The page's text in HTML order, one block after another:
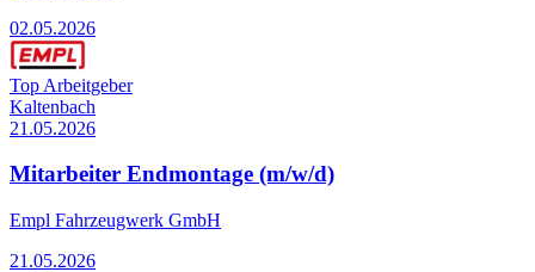
02.05.2026
Top Arbeitgeber
Kaltenbach
21.05.2026
Mitarbeiter Endmontage (m/w/d)
Empl Fahrzeugwerk GmbH
21.05.2026